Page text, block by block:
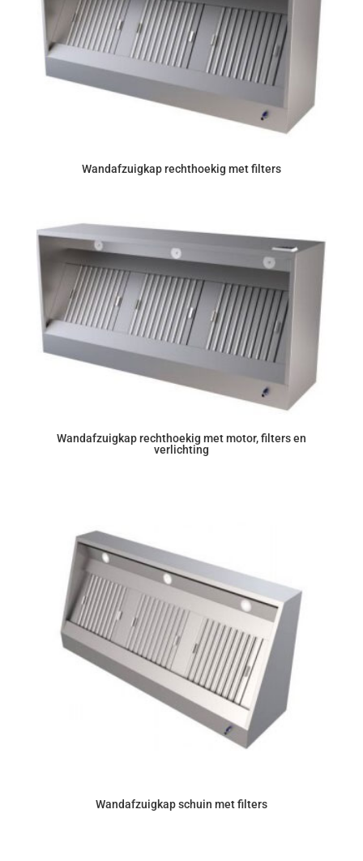
Wandafzuigkap rechthoekig met filters
Wandafzuigkap rechthoekig met motor, filters en
verlichting
Wandafzuigkap schuin met filters